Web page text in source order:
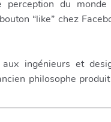
perception du
“like” chez
ingénieurs et
philosophe